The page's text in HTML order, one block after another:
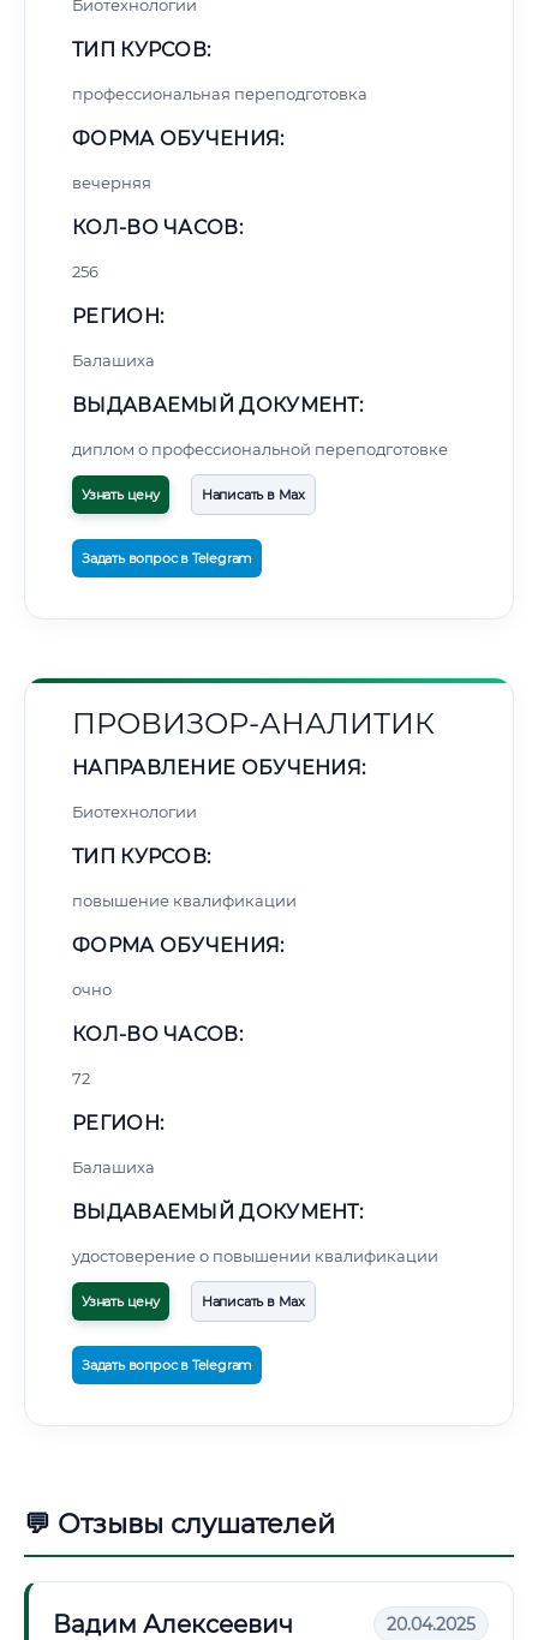
Биотехнологии
ТИП КУРСОВ:
профессиональная переподготовка
ФОРМА ОБУЧЕНИЯ:
вечерняя
КОЛ-ВО ЧАСОВ:
256
РЕГИОН:
Балашиха
ВЫДАВАЕМЫЙ ДОКУМЕНТ:
диплом о профессиональной переподготовке
Узнать цену Написать в Max
Задать вопрос в Telegram
ПРОВИЗОР-АНАЛИТИК
НАПРАВЛЕНИЕ ОБУЧЕНИЯ:
Биотехнологии
ТИП КУРСОВ:
повышение квалификации
ФОРМА ОБУЧЕНИЯ:
очно
КОЛ-ВО ЧАСОВ:
72
РЕГИОН:
Балашиха
ВЫДАВАЕМЫЙ ДОКУМЕНТ:
удостоверение о повышении квалификации
Узнать цену Написать в Max
Задать вопрос в Telegram
💬 Отзывы слушателей
Вадим Алексеевич 20.04.2025